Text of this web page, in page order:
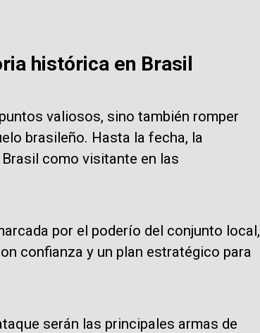
histórica en Brasil
valiosos, sino también romper
brasileño. Hasta la fecha, la
como visitante en las
por el poderío del conjunto local,
confianza y un plan estratégico para
serán las principales armas de